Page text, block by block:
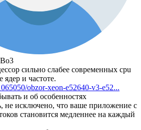
сильно слабее современных cpu
и частоте.
obzor-xeon-e52640-v3-e52...
и об особенностях
не исключено, что ваше приложение с
становится медленнее на каждый